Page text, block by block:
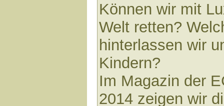
Können wir mit
Welt retten?
hinterlassen wir
Kindern?
Im Magazin der
2014 zeigen wir